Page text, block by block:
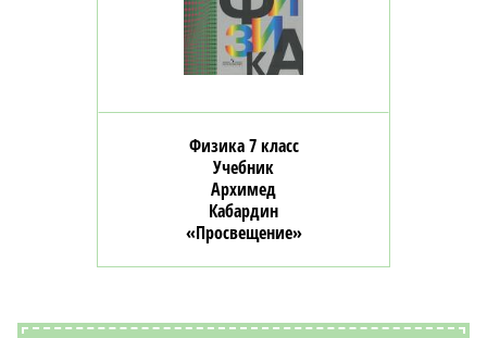
Физика 7 класс
Учебник
Архимед
Кабардин
«Просвещение»